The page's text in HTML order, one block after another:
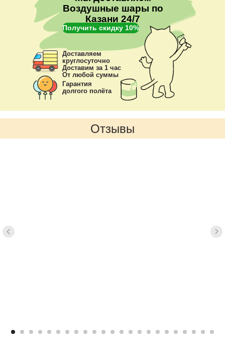
Воздушные шары по
Казани 24/7
Получить скидку 10%
Доставляем
круглосуточно
Доставим за 1 час
От любой суммы
Гарантия
долгого полёта
Отзывы